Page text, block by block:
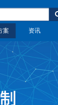
案 资讯
案 资讯